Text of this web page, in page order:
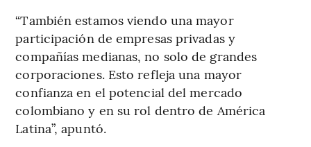
“También estamos viendo una mayor
participación de empresas privadas y
compañías medianas, no solo de grandes
corporaciones. Esto refleja una mayor
confianza en el potencial del mercado
colombiano y en su rol dentro de América
Latina”, apuntó.